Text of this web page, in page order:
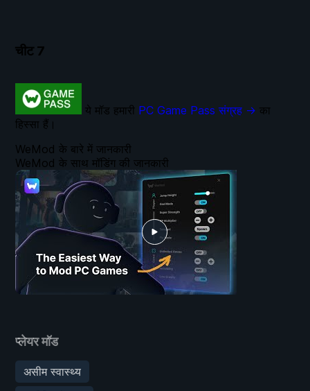
चीट 7
प्लेयर मॉड
असीम स्वास्थ्य
WeMod के बारे में जानकारी
WeMod के साथ मॉडिंग की जानकारी
ये मॉड हमारी PC Game Pass संग्रह → का
हिस्सा हैं।